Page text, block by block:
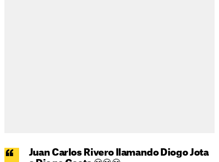
Juan Carlos Rivero llamando Diogo Jota